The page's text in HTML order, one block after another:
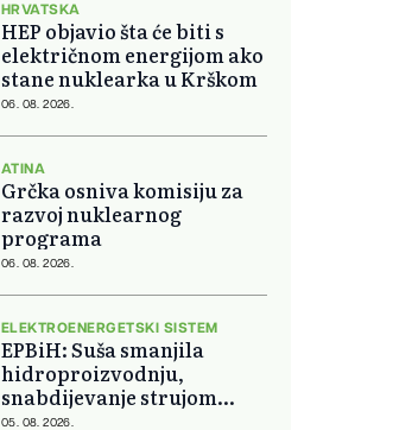
HRVATSKA
HEP objavio šta će biti s
električnom energijom ako
stane nuklearka u Krškom
06. 08. 2026.
ATINA
Grčka osniva komisiju za
razvoj nuklearnog
programa
06. 08. 2026.
ELEKTROENERGETSKI SISTEM
EPBiH: Suša smanjila
hidroproizvodnju,
snabdijevanje strujom
ostaje stabilno
05. 08. 2026.